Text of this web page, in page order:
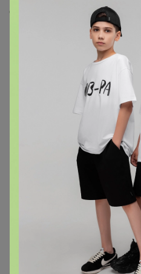
Скопировать ссылку
Номинировать на медаль
1